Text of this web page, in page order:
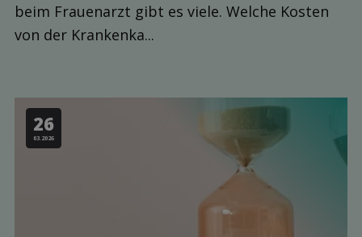
beim Frauenarzt gibt es viele. Welche Kosten
von der Krankenka...
26
03.2026